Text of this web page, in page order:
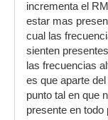
incrementa el
estar mas
cual las
sienten
las frecuencias
es que aparte
punto tal en que
presente en todo